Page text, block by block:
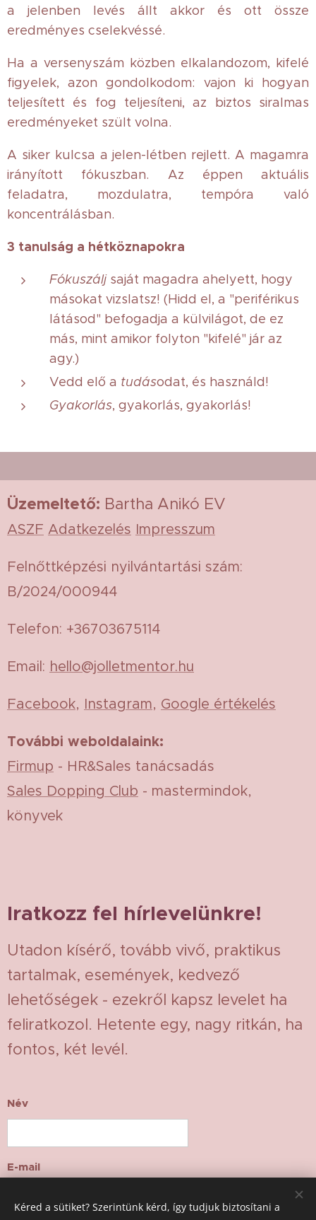
a jelenben levés állt akkor és ott össze
eredményes cselekvéssé.
Ha a versenyszám közben elkalandozom, kifelé
figyelek, azon gondolkodom: vajon ki hogyan
teljesített és fog teljesíteni, az biztos siralmas
eredményeket szült volna.
A siker kulcsa a jelen-létben rejlett. A magamra
irányított fókuszban. Az éppen aktuális
feladatra, mozdulatra, tempóra való
koncentrálásban.
3 tanulság a hétköznapokra
Fókuszáljsaját magadra ahelyett, hogy
másokat vizslatsz! (Hidd el, a "periférikus
látásod" befogadja a külvilágot, de ez
más, mint amikor folyton "kifelé" jár az
agy.)
Vedd elő a tudásodat, és használd!
Gyakorlás, gyakorlás, gyakorlás!
Üzemeltető: Bartha Anikó EV
ASZF Adatkezelés Impresszum
Felnőttképzési nyilvántartási szám:
B/2024/000944
Telefon: +36703675114
Email: hello@jolletmentor.hu
Facebook, Instagram, Google értékelés
További weboldalaink:
Firmup - HR&Sales tanácsadás
Sales Dopping Club - mastermindok,
könyvek
Iratkozz fel hírlevelünkre!
Utadon kísérő, tovább vivő, praktikus
tartalmak, események, kedvező
lehetőségek - ezekről kapsz levelet ha
feliratkozol. Hetente egy, nagy ritkán, ha
fontos, két levél.
Név
E-mail
Kéred a sütiket? Szerintünk kérd, így tudjuk biztosítani a